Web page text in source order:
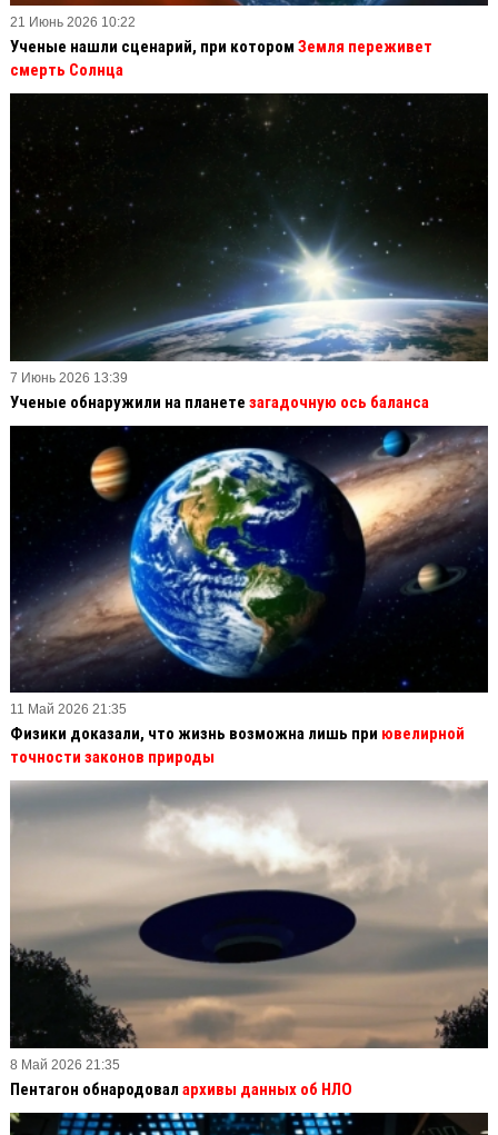
21 Июнь 2026 10:22
Ученые нашли сценарий, при котором Земля переживет
смерть Солнца
7 Июнь 2026 13:39
Ученые обнаружили на планете загадочную ось баланса
11 Май 2026 21:35
Физики доказали, что жизнь возможна лишь при ювелирной
точности законов природы
8 Май 2026 21:35
Пентагон обнародовал архивы данных об НЛО